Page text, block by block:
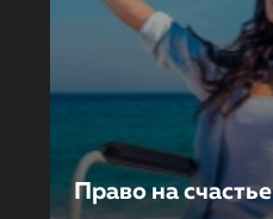
Право на счастье